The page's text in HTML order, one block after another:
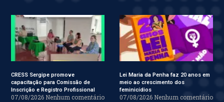
CRESS Sergipe promove
capacitação para Comissão de
Inscrição e Registro Profissional
07/08/2026 Nenhum comentário
Lei Maria da Penha faz 20 anos em
meio ao crescimento dos
feminicídios
07/08/2026 Nenhum comentário